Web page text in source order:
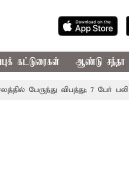
கட்டுரைகள் ஆண்டு சந்தா
பேருந்து விபத்து; 7 பேர் பலி -